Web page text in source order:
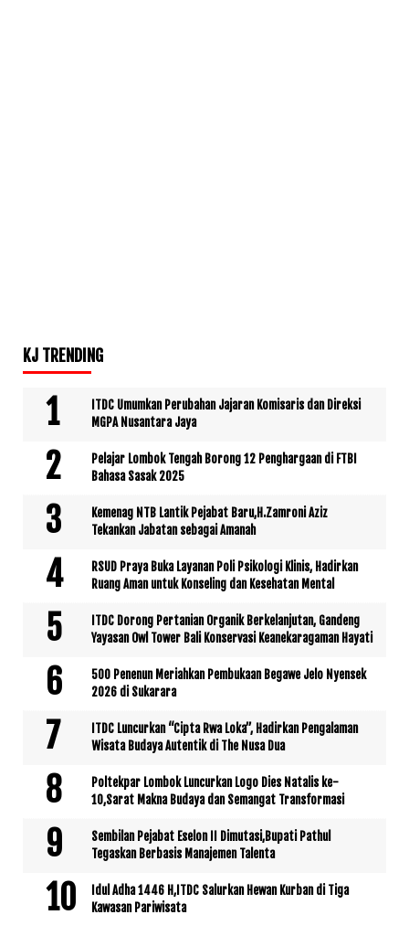
KJ TRENDING
ITDC Umumkan Perubahan Jajaran Komisaris dan Direksi
MGPA Nusantara Jaya
Pelajar Lombok Tengah Borong 12 Penghargaan di FTBI
Bahasa Sasak 2025
Kemenag NTB Lantik Pejabat Baru,H.Zamroni Aziz
Tekankan Jabatan sebagai Amanah
RSUD Praya Buka Layanan Poli Psikologi Klinis, Hadirkan
Ruang Aman untuk Konseling dan Kesehatan Mental
ITDC Dorong Pertanian Organik Berkelanjutan, Gandeng
Yayasan Owl Tower Bali Konservasi Keanekaragaman Hayati
500 Penenun Meriahkan Pembukaan Begawe Jelo Nyensek
2026 di Sukarara
ITDC Luncurkan “Cipta Rwa Loka”, Hadirkan Pengalaman
Wisata Budaya Autentik di The Nusa Dua
Poltekpar Lombok Luncurkan Logo Dies Natalis ke-
10,Sarat Makna Budaya dan Semangat Transformasi
Sembilan Pejabat Eselon II Dimutasi,Bupati Pathul
Tegaskan Berbasis Manajemen Talenta
Idul Adha 1446 H,ITDC Salurkan Hewan Kurban di Tiga
Kawasan Pariwisata